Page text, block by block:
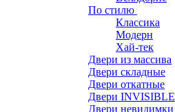
По стилю
Классика
Модерн
Хай-тек
Двери из массива
Двери складные
Двери откатные
Двери INVISIBLE
Двери невидимки